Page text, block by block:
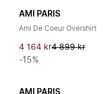
AMI PARIS
Ami De Coeur Overshirt
4 164 kr4 899 kr
-15%
AMI PARIS